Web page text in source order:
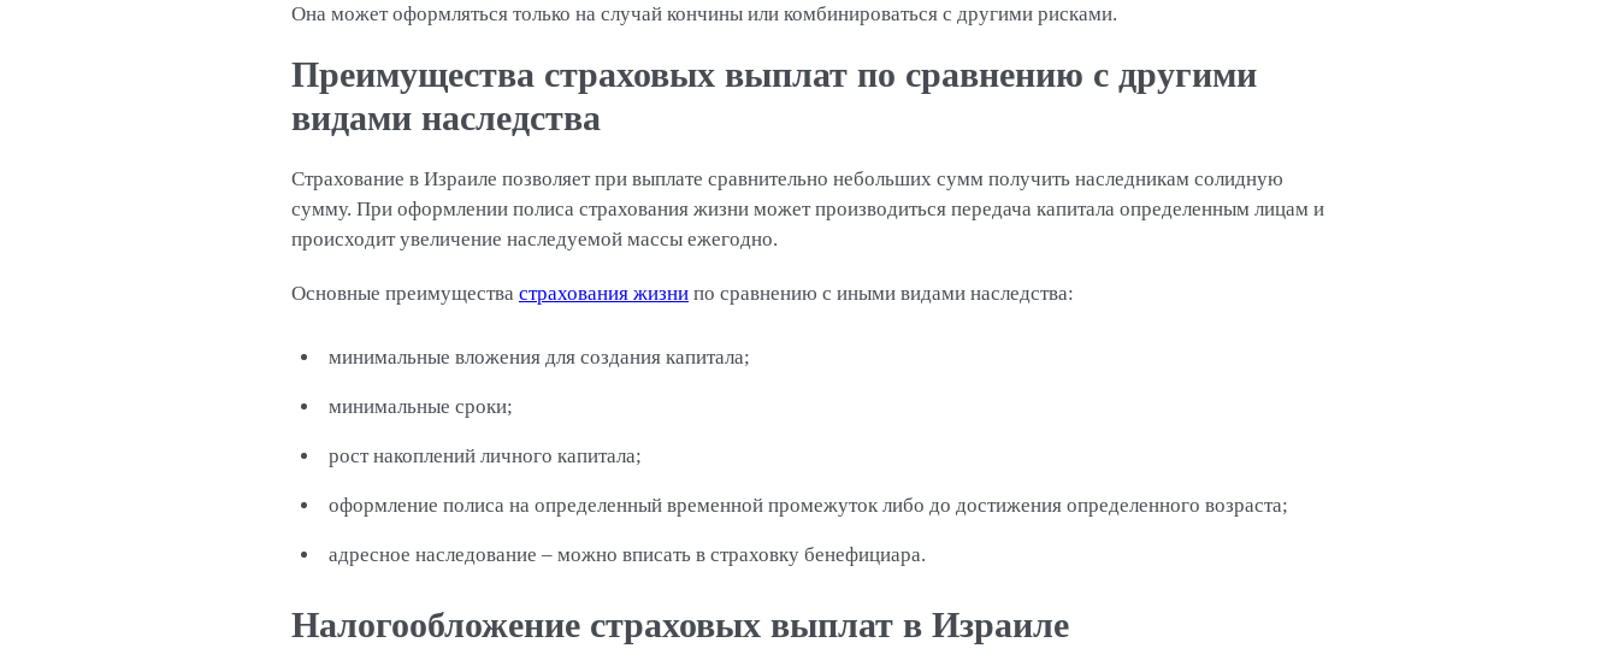
Она может оформляться только на случай кончины или комбинироваться с другими рисками.
Преимущества страховых выплат по сравнению с другими
видами наследства
Страхование в Израиле позволяет при выплате сравнительно небольших сумм получить наследникам солидную
сумму. При оформлении полиса страхования жизни может производиться передача капитала определенным лицам и
происходит увеличение наследуемой массы ежегодно.
Основные преимущества страхования жизни по сравнению с иными видами наследства:
минимальные вложения для создания капитала;
минимальные сроки;
рост накоплений личного капитала;
оформление полиса на определенный временной промежуток либо до достижения определенного возраста;
адресное наследование – можно вписать в страховку бенефициара.
Налогообложение страховых выплат в Израиле